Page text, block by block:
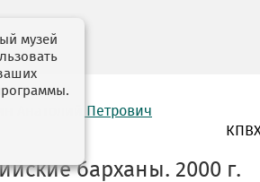
Анатолий Петрович
барханы. 2000 г.
музей